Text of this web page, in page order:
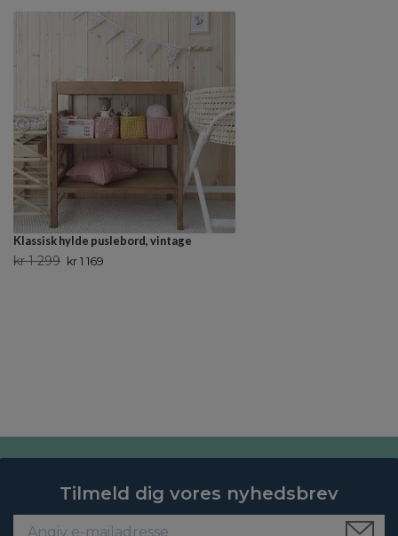
Klassisk hylde puslebord, vintage
kr 1 299 kr 1 169
Tilmeld dig vores nyhedsbrev